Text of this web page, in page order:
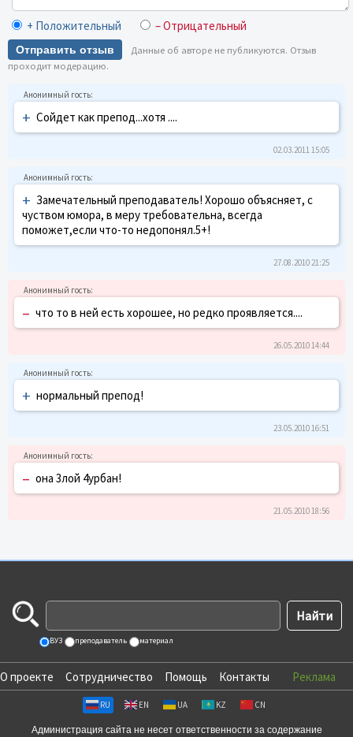
+ Положительный – Отрицательный
Отправить отзыв
Данные об авторе не публикуются. Отзыв
проходит модерацию.
+ Сойдет как препод...хотя ....
02.03.2011 15:05
+ Замечательный преподаватель! Хорошо объясняет, с
чуством юмора, в меру требовательна, всегда
поможет,если что-то недопонял.5+!
27.08.2010 21:25
– что то в ней есть хорошее, но редко проявляется....
26.05.2010 14:44
+ нормальный препод!
23.05.2010 16:51
– она 3лой 4урбан!
21.05.2010 18:56
ВУЗ преподаватель материал
О проекте Сотрудничество Помощь Контакты Реклама
RU EN UA KZ CN
Администрация сайта не несет ответственности за содержание